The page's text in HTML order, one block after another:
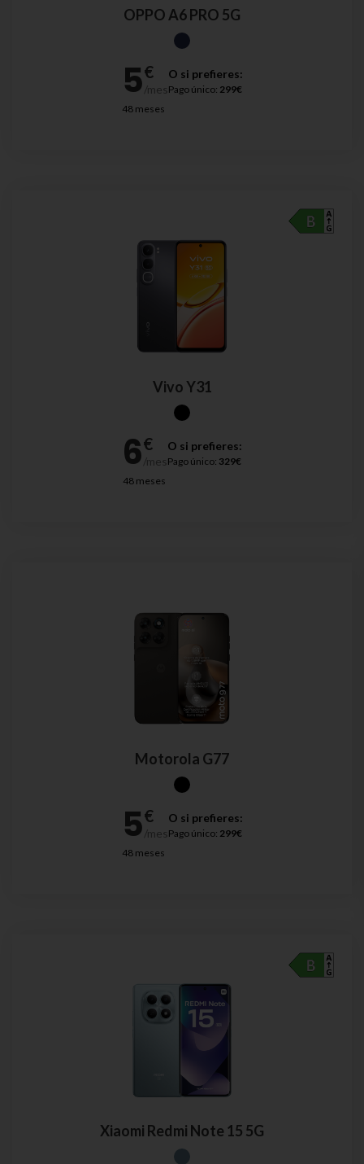
OPPO A6 PRO 5G
48 meses
O si prefieres:
Pago único: 299€
Vivo Y31
48 meses
O si prefieres:
Pago único: 329€
Motorola G77
48 meses
O si prefieres:
Pago único: 299€
Xiaomi Redmi Note 15 5G